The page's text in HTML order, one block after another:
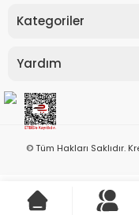
Kategoriler
Yardım
© Tüm Hakları Saklıdır.